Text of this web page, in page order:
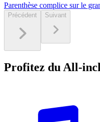
Parenthèse complice sur le
Précédent Suivant
Profitez du All-